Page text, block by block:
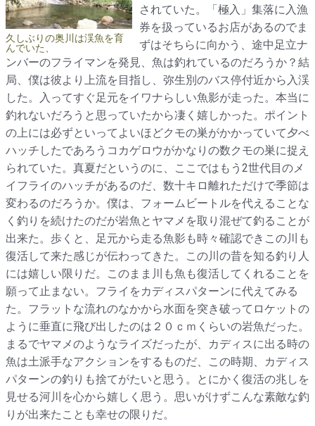
久しぶりの奥川は渓魚を育
んでいた、
されていた。「極入」集落に入漁
券を扱っているお店があるのでま
ずはそちらに向かう、途中足立ナ
ンバーのフライマンを発見、魚は釣れているのだろうか？結
局、僕は彼より上流を目指し、弥生別のバス停付近から入渓
した。入ってすぐ足元をイワナらしい魚影が走った。本当に
釣れないだろうと思っていたから凄く嬉しかった。ポイント
の上には必ずといってよいほどクモの巣がかかっていて夕べ
ハッチしたであろうコカゲロウがかなりの数クモの巣に捉え
られていた。真夏だというのに、ここではもう2世代目のメ
イフライのハッチがあるのだ、数十キロ離れただけで季節は
変わるのだろうか。僕は、フォームビートルを代えることな
く釣りを続けたのだが岩魚とヤマメを取り混ぜて釣ることが
出来た。歩くと、足元から走る魚影も時々確認できこの川も
復活して来た感じが伝わってきた。この川の昔を知る釣り人
には嬉しい限りだ。このまま川も魚も復活してくれることを
願って止まない。フライをカディスパターンに代えてみる
た。フラットな流れのなかから水面を突き破ってロケットの
ように垂直に飛び出したのは２０ｃｍくらいの岩魚だった。
まるでヤマメのようなライズだったが、カディスに出る時の
魚は土派手なアクションをするものだ、この時期、カディス
パターンの釣りも捨てがたいと思う。とにかく復活の兆しを
見せる河川を心から嬉しく思う。思いがけずこんな素敵な釣
りが出来たことも幸せの限りだ。